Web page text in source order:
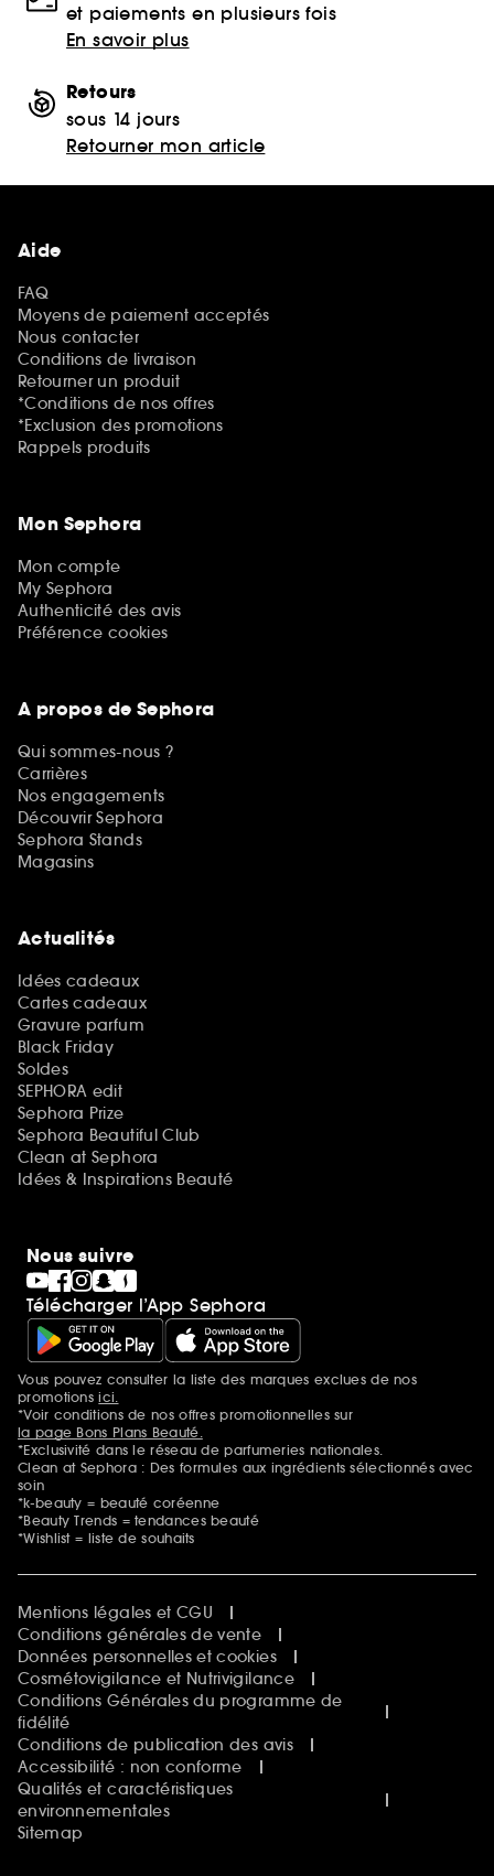
et paiements en plusieurs fois
En savoir plus
Retours
sous 14 jours
Retourner mon article
Aide
FAQ
Moyens de paiement acceptés
Nous contacter
Conditions de livraison
Retourner un produit
*Conditions de nos offres
*Exclusion des promotions
Rappels produits
Mon Sephora
Mon compte
My Sephora
Authenticité des avis
Préférence cookies
A propos de Sephora
Qui sommes-nous ?
Carrières
Nos engagements
Découvrir Sephora
Sephora Stands
Magasins
Actualités
Idées cadeaux
Cartes cadeaux
Gravure parfum
Black Friday
Soldes
SEPHORA edit
Sephora Prize
Sephora Beautiful Club
Clean at Sephora
Idées & Inspirations Beauté
Nous suivre
Télécharger l’App Sephora
Mentions additionnelles
Vous pouvez consulter la liste des marques exclues de nos
promotionsici.
*Voir conditions de nos offres promotionnelles sur
la page Bons Plans Beauté.
*Exclusivité dans le réseau de parfumeries nationales.
Clean at Sephora : Des formules aux ingrédients sélectionnés avec
soin
*k-beauty = beauté coréenne
*Beauty Trends = tendances beauté
*Wishlist = liste de souhaits
Mentions légales et CGU
Conditions générales de vente
Données personnelles et cookies
Cosmétovigilance et Nutrivigilance
Conditions Générales du programme de
fidélité
Conditions de publication des avis
Accessibilité : non conforme
Qualités et caractéristiques
environnementales
Sitemap